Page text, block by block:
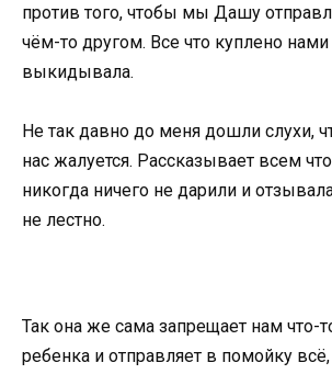
против того, чтобы мы Дашу
чём-то другом. Все что куплено
выкидывала.
Не так давно до меня дошли слухи,
нас жалуется. Рассказывает всем
никогда ничего не дарили и
не лестно.
Так она же сама запрещает нам что-
ребенка и отправляет в помойку